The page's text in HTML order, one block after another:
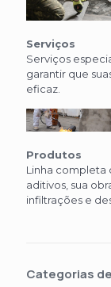
Serviços
Serviços
garantir que
eficaz.
Produtos
Linha completa
aditivos, sua
infiltrações e
Categorias